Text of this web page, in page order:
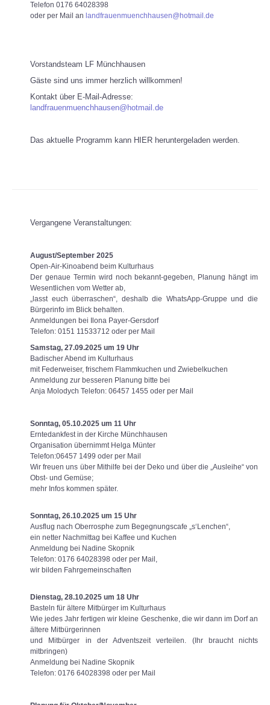
Telefon 0176 64028398
oder per Mail an landfrauenmuenchhausen@hotmail.de
Vorstandsteam LF Münchhausen
Gäste sind uns immer herzlich willkommen!
Kontakt über E-Mail-Adresse:
landfrauenmuenchhausen@hotmail.de
Das aktuelle Programm kann HIER heruntergeladen werden.
Vergangene Veranstaltungen:
August/September 2025
Open-Air-Kinoabend beim Kulturhaus
Der genaue Termin wird noch bekannt-gegeben, Planung hängt im
Wesentlichen vom Wetter ab,
„lasst euch überraschen“, deshalb die WhatsApp-Gruppe und die
Bürgerinfo im Blick behalten.
Anmeldungen bei Ilona Payer-Gersdorf
Telefon: 0151 11533712 oder per Mail
Samstag, 27.09.2025 um 19 Uhr
Badischer Abend im Kulturhaus
mit Federweiser, frischem Flammkuchen und Zwiebelkuchen
Anmeldung zur besseren Planung bitte bei
Anja Molodych Telefon: 06457 1455 oder per Mail
Sonntag, 05.10.2025 um 11 Uhr
Erntedankfest in der Kirche Münchhausen
Organisation übernimmt Helga Münter
Telefon:06457 1499 oder per Mail
Wir freuen uns über Mithilfe bei der Deko und über die „Ausleihe“ von
Obst- und Gemüse;
mehr Infos kommen später.
Sonntag, 26.10.2025 um 15 Uhr
Ausflug nach Oberrosphe zum Begegnungscafe „s‘Lenchen“,
ein netter Nachmittag bei Kaffee und Kuchen
Anmeldung bei Nadine Skopnik
Telefon: 0176 64028398 oder per Mail,
wir bilden Fahrgemeinschaften
Dienstag, 28.10.2025 um 18 Uhr
Basteln für ältere Mitbürger im Kulturhaus
Wie jedes Jahr fertigen wir kleine Geschenke, die wir dann im Dorf an
ältere Mitbürgerinnen
und Mitbürger in der Adventszeit verteilen. (Ihr braucht nichts
mitbringen)
Anmeldung bei Nadine Skopnik
Telefon: 0176 64028398 oder per Mail